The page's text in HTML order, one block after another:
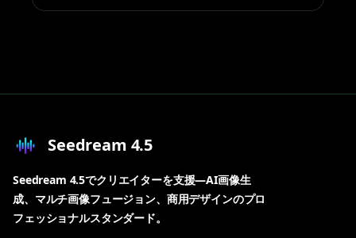
Seedream 4.5
Seedream 4.5でクリエイターを支援—AI画像生
成、マルチ画像フュージョン、商用デザインのプロ
フェッショナルスタンダード。